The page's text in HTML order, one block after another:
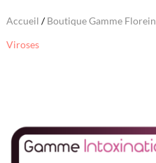
Accueil /Boutique Gamme Florein
Viroses